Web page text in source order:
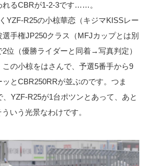
れるCBRが1-2-3です……。
YZF-R25の小椋華恋（キジマKISSレー
手権JP250クラス（MFJカップとは別
位（優勝ライダーと同着→写真判定）
の小椋をはさんで、予選5番手から9
とCBR250RRが並ぶのです。つま
、YZF-R25が1台ポツンとあって、あと
いう光景なわけです。